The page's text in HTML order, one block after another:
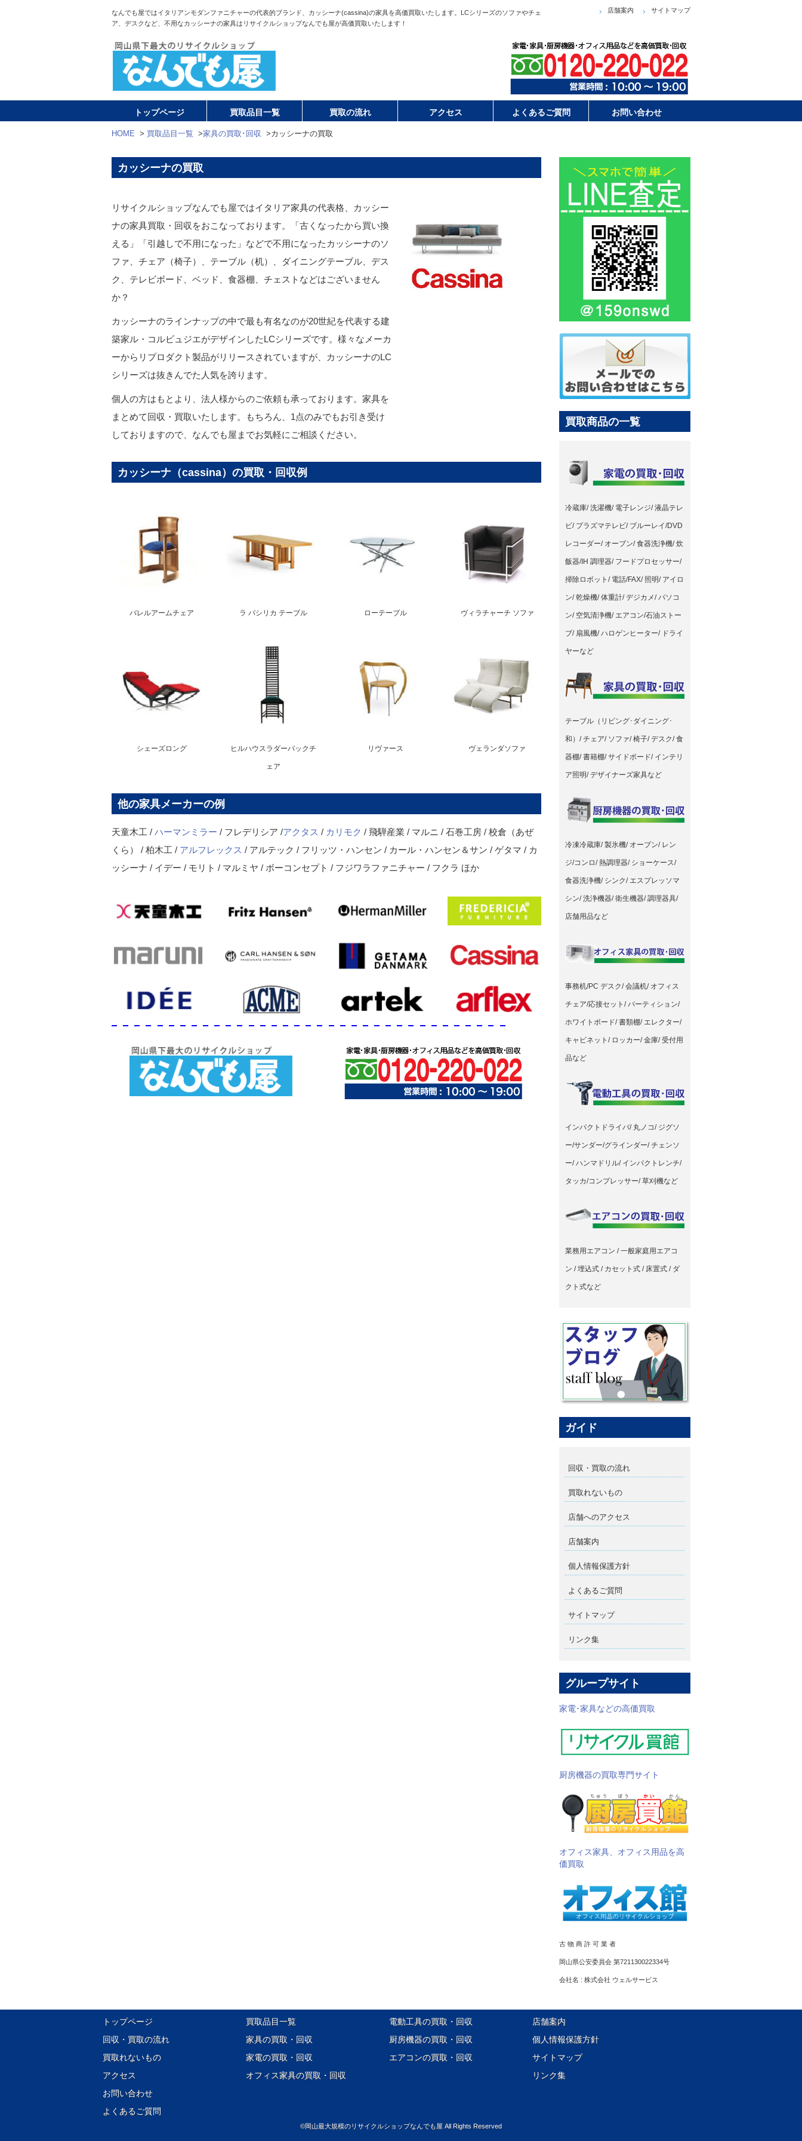
なんでも屋ではイタリアンモダンファニチャーの代表的ブランド、カッシーナ(cassina)の家具を高価買取いたします。LCシリーズのソファやチェ
ア、デスクなど、不用なカッシーナの家具はリサイクルショップなんでも屋が高価買取いたします！
店舗案内 サイトマップ
トップページ 買取品目一覧 買取の流れ アクセス よくあるご質問 お問い合わせ
HOME > 買取品目一覧 >家具の買取･回収 >カッシーナの買取
カッシーナの買取
リサイクルショップなんでも屋ではイタリア家具の代表格、カッシー
ナの家具買取・回収をおこなっております。「古くなったから買い換
える」「引越しで不用になった」などで不用になったカッシーナのソ
ファ、チェア（椅子）、テーブル（机）、ダイニングテーブル、デス
ク、テレビボード、ベッド、食器棚、チェストなどはございません
か？
カッシーナのラインナップの中で最も有名なのが20世紀を代表する建
築家ル・コルビュジエがデザインしたLCシリーズです。様々なメーカ
ーからリプロダクト製品がリリースされていますが、カッシーナのLC
シリーズは抜きんでた人気を誇ります。
個人の方はもとより、法人様からのご依頼も承っております。家具を
まとめて回収・買取いたします。もちろん、1点のみでもお引き受け
しておりますので、なんでも屋までお気軽にご相談ください。
カッシーナ（cassina）の買取・回収例
バレルアームチェア ラ バシリカ テーブル ローテーブル ヴィラチャーチ ソファ
シェーズロング ヒルハウスラダーバックチ
ェア
リヴァース ヴェランダソファ
他の家具メーカーの例
天童木工 / ハーマンミラー / フレデリシア /アクタス / カリモク / 飛騨産業 / マルニ / 石巻工房 / 校倉（あぜ
くら） / 柏木工 / アルフレックス / アルテック / フリッツ・ハンセン / カール・ハンセン＆サン / ゲタマ / カ
ッシーナ / イデー / モリト / マルミヤ / ボーコンセプト / フジワラファニチャー / フクラ ほか
買取商品の一覧
冷蔵庫/ 洗濯機/ 電子レンジ/ 液晶テレ
ビ/ プラズマテレビ/ ブルーレイ/DVD
レコーダー/ オーブン/ 食器洗浄機/ 炊
飯器/IH 調理器/ フードプロセッサー/
掃除ロボット/ 電話/FAX/ 照明/ アイロ
ン/ 乾燥機/ 体重計/ デジカメ/ パソコ
ン/ 空気清浄機/ エアコン/石油ストー
ブ/ 扇風機/ ハロゲンヒーター/ ドライ
ヤーなど
テーブル（リビング･ダイニング･
和）/ チェア/ ソファ/ 椅子/ デスク/ 食
器棚/ 書籍棚/ サイドボード/ インテリ
ア照明/ デザイナーズ家具など
冷凍冷蔵庫/ 製氷機/ オーブン/ レン
ジ/コンロ/ 熱調理器/ ショーケース/
食器洗浄機/ シンク/ エスプレッソマ
シン/ 洗浄機器/ 衛生機器/ 調理器具/
店舗用品など
事務机/PC デスク/ 会議机/ オフィス
チェア/応接セット/ パーティション/
ホワイトボード/ 書類棚/ エレクター/
キャビネット/ ロッカー/ 金庫/ 受付用
品など
インパクトドライバ/ 丸ノコ/ ジグソ
ー/サンダー/グラインダー/ チェンソ
ー/ ハンマドリル/ インパクトレンチ/
タッカ/コンプレッサー/ 草刈機など
業務用エアコン / 一般家庭用エアコ
ン / 埋込式 / カセット式 / 床置式 / ダ
クト式など
ガイド
回収・買取の流れ
買取れないもの
店舗へのアクセス
店舗案内
個人情報保護方針
よくあるご質問
サイトマップ
リンク集
グループサイト
家電･家具などの高価買取
厨房機器の買取専門サイト
オフィス家具、オフィス用品を高
価買取
古 物 商 許 可 業 者
岡山県公安委員会 第721130022334号
会社名 : 株式会社 ウェルサービス
トップページ
回収・買取の流れ
買取れないもの
アクセス
お問い合わせ
よくあるご質問
買取品目一覧
家具の買取・回収
家電の買取・回収
オフィス家具の買取・回収
電動工具の買取・回収
厨房機器の買取・回収
エアコンの買取・回収
店舗案内
個人情報保護方針
サイトマップ
リンク集
©岡山最大規模のリサイクルショップなんでも屋 All Rights Reserved